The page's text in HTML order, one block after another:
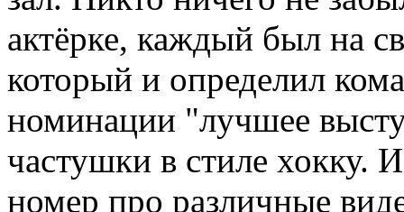
актёрке, каждый был на
который и определил
номинации "лучшее
частушки в стиле хокку.
номер про различные